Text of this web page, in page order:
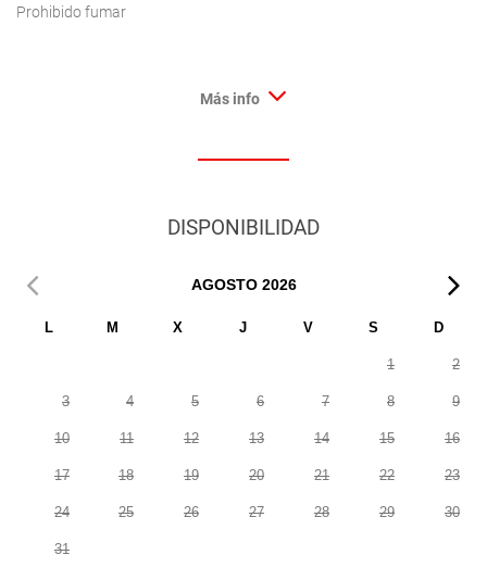
Prohibido fumar
Más info
DISPONIBILIDAD
AGOSTO 2026
L M X J V S D
1 2
3 4 5 6 7 8 9
10 11 12 13 14 15 16
17 18 19 20 21 22 23
24 25 26 27 28 29 30
31